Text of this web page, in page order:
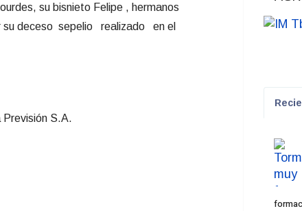
su bisnieto Felipe , hermanos
su deceso sepelio realizado en el
S.A.